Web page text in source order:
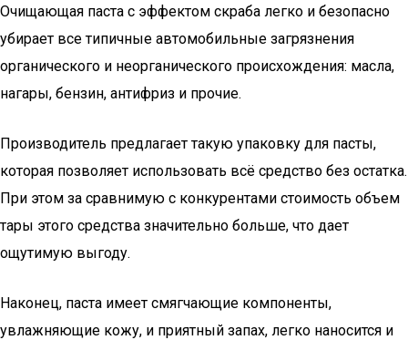
Очищающая паста с эффектом скраба легко и безопасно
убирает все типичные автомобильные загрязнения
органического и неорганического происхождения: масла,
нагары, бензин, антифриз и прочие.
Производитель предлагает такую упаковку для пасты,
которая позволяет использовать всё средство без остатка.
При этом за сравнимую с конкурентами стоимость объем
тары этого средства значительно больше, что дает
ощутимую выгоду.
Наконец, паста имеет смягчающие компоненты,
увлажняющие кожу, и приятный запах, легко наносится и